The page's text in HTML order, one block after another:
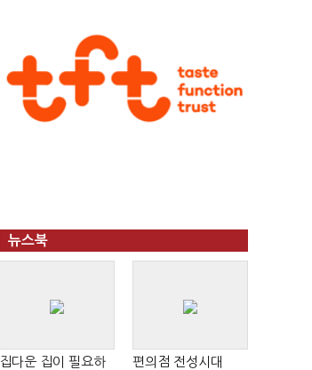
뉴스북
집다운 집이 필요하
편의점 전성시대